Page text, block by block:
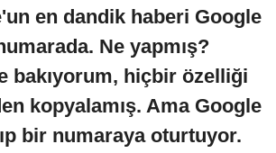
en dandik haberi Google
Ne yapmış?
bakıyorum, hiçbir özelliği
kopyalamış. Ama Google
bir numaraya oturtuyor.